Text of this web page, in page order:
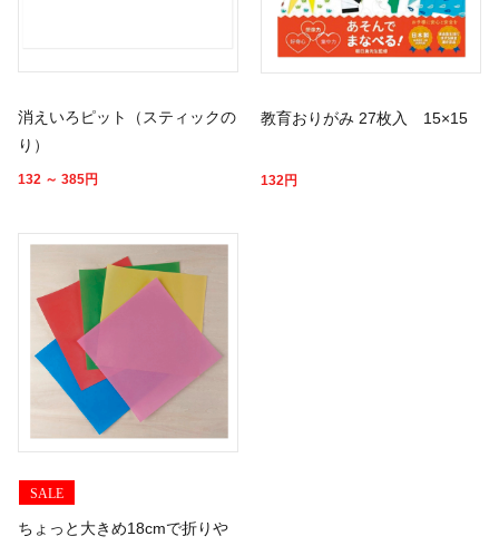
消えいろピット（スティックの
り）
132 ～ 385円
教育おりがみ 27枚入 15×15
132円
SALE
ちょっと大きめ18cmで折りや